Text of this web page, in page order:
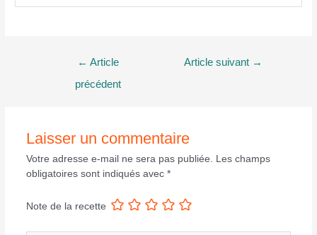
← Article
précédent
Article suivant →
Laisser un commentaire
Votre adresse e-mail ne sera pas publiée. Les champs
obligatoires sont indiqués avec *
Note de la recette